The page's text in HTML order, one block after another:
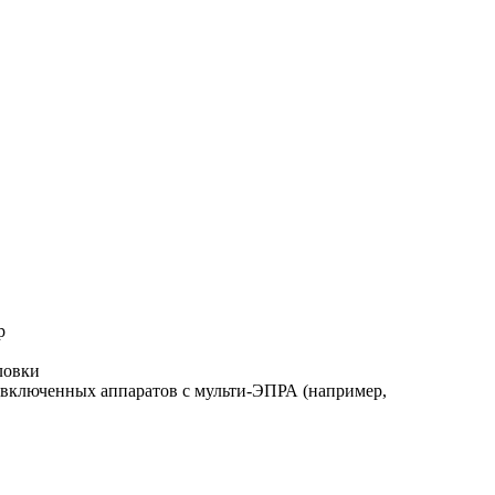
аппаратов с мульти-ЭПРА (например,